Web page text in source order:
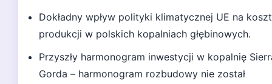
Dokładny wpływ polityki klimatycznej UE na
produkcji w polskich kopalniach głębinowych.
Przyszły harmonogram inwestycji w kopalnię
Gorda – harmonogram rozbudowy nie został